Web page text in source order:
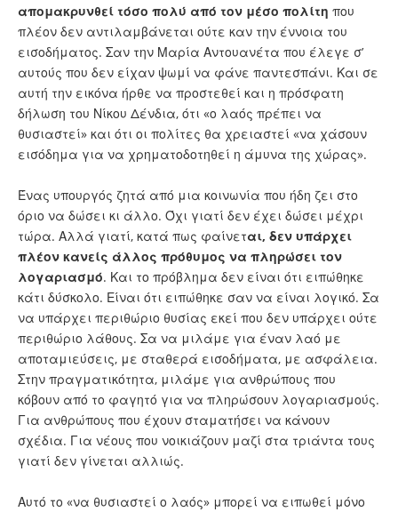
απομακρυνθεί τόσο πολύ από τον μέσο πολίτη που
πλέον δεν αντιλαμβάνεται ούτε καν την έννοια του
εισοδήματος. Σαν την Μαρία Αντουανέτα που έλεγε σ’
αυτούς που δεν είχαν ψωμί να φάνε παντεσπάνι. Και σε
αυτή την εικόνα ήρθε να προστεθεί και η πρόσφατη
δήλωση του Νίκου Δένδια, ότι «ο λαός πρέπει να
θυσιαστεί» και ότι οι πολίτες θα χρειαστεί «να χάσουν
εισόδημα για να χρηματοδοτηθεί η άμυνα της χώρας».
Ένας υπουργός ζητά από μια κοινωνία που ήδη ζει στο
όριο να δώσει κι άλλο. Όχι γιατί δεν έχει δώσει μέχρι
τώρα. Αλλά γιατί, κατά πως φαίνεται, δεν υπάρχει
πλέον κανείς άλλος πρόθυμος να πληρώσει τον
λογαριασμό. Και το πρόβλημα δεν είναι ότι ειπώθηκε
κάτι δύσκολο. Είναι ότι ειπώθηκε σαν να είναι λογικό. Σα
να υπάρχει περιθώριο θυσίας εκεί που δεν υπάρχει ούτε
περιθώριο λάθους. Σα να μιλάμε για έναν λαό με
αποταμιεύσεις, με σταθερά εισοδήματα, με ασφάλεια.
Στην πραγματικότητα, μιλάμε για ανθρώπους που
κόβουν από το φαγητό για να πληρώσουν λογαριασμούς.
Για ανθρώπους που έχουν σταματήσει να κάνουν
σχέδια. Για νέους που νοικιάζουν μαζί στα τριάντα τους
γιατί δεν γίνεται αλλιώς.
Αυτό το «να θυσιαστεί ο λαός» μπορεί να ειπωθεί μόνο